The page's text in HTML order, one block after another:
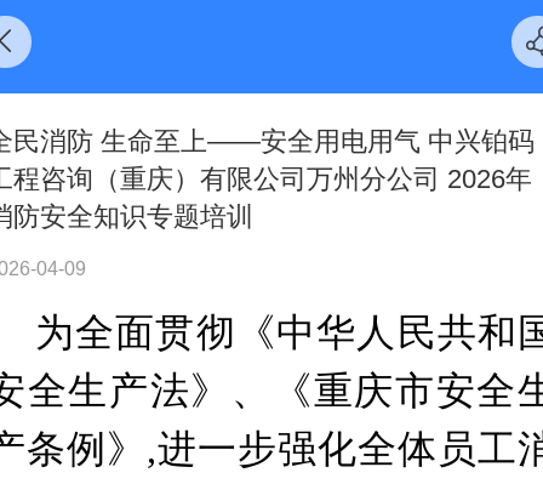
民消防 生命至上——安全用电用气 中兴铂码
程咨询（重庆）有限公司万州分公司 2026年
防安全知识专题培训
04-09
为全面贯彻《中华人民共和
全生产法》、《重庆市安全
条例》,进一步强化全体员工